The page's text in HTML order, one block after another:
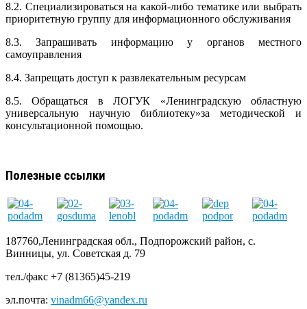
8.2. Специализироваться на какой-либо тематике или выбрать
приоритетную группу для информационного обслуживания
8.3. Запрашивать информацию у органов местного
самоуправления
8.4. Запрещать доступ к развлекательным ресурсам
8.5. Обращаться в ЛОГУК «Ленинградскую областную
универсальную научную библиотеку»за методической и
консультационной помощью.
Полезные ссылки
187760,Ленинградская обл., Подпорожский район, с.
Винницы, ул. Советская д. 79
тел./факс +7 (81365)45-219
эл.почта: vinadm66@yandex.ru